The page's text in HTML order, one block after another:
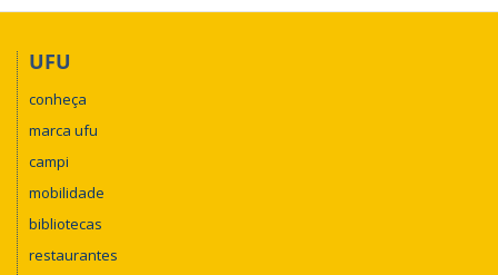
UFU
conheça
marca ufu
campi
mobilidade
bibliotecas
restaurantes